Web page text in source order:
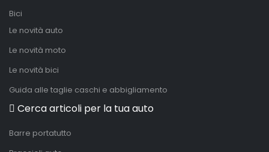
Bici
Le novità auto
Le novità moto
Le novità bici
Guida alle taglie caschi e abbigliamento
Cerca articoli per la tua auto
Barre portatutto